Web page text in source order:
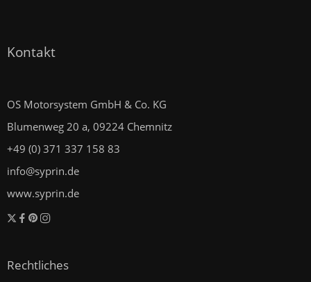
Kontakt
OS Motorsystem GmbH & Co. KG
Blumenweg 20 a, 09224 Chemnitz
+49 (0) 371 337 158 83
info@syprin.de
www.syprin.de
Rechtliches